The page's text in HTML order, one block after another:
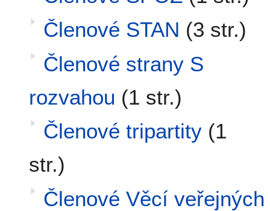
Členové STAN (3 str.)
Členové strany S
rozvahou (1 str.)
Členové tripartity (1
str.)
Členové Věcí veřejných